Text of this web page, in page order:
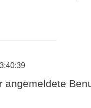
angemeldete